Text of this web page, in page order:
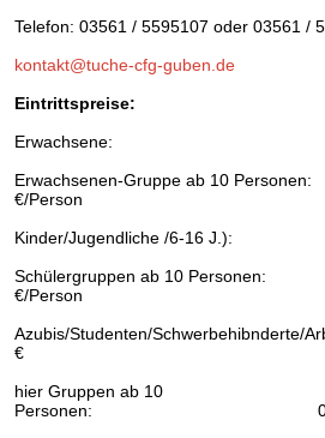
Telefon: 03561 / 5595107 oder 03561 /
kontakt@tuche-cfg-guben.de
Eintrittspreise:
Erwachsenen-Gruppe ab
€/Person
Kinder/Jugendliche /
Schülergruppen ab 10
€/Person
Azubis/Studenten/
€
hier Gruppen ab 10
Personen: 0,50 €/